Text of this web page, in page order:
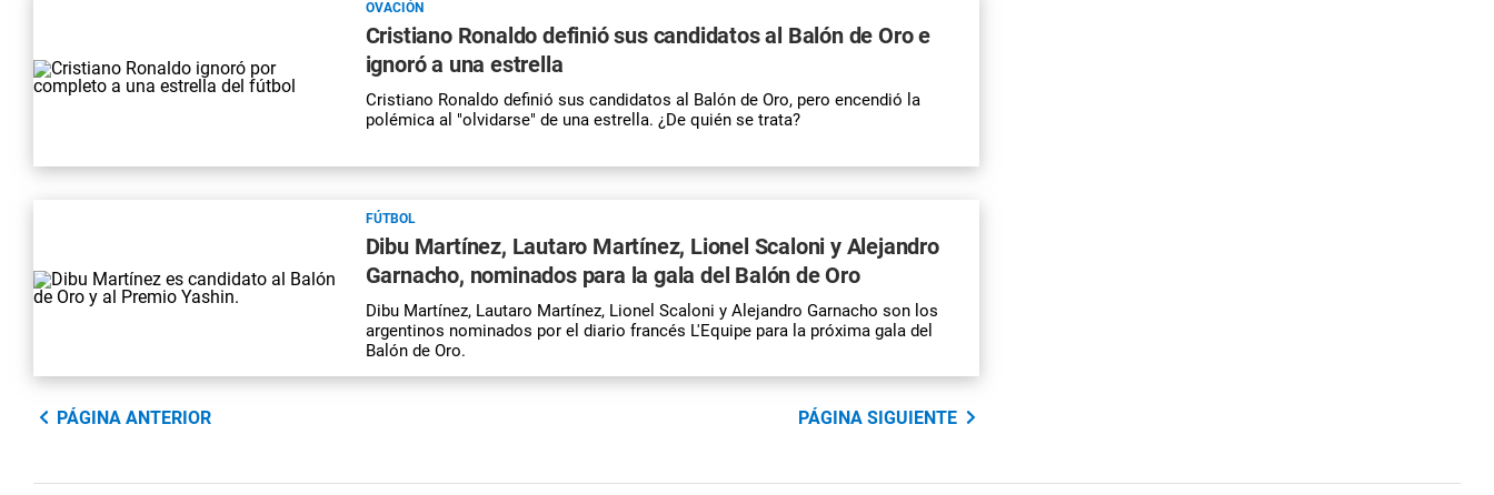
OVACIÓN
Cristiano Ronaldo definió sus candidatos al Balón de Oro e
ignoró a una estrella
Cristiano Ronaldo definió sus candidatos al Balón de Oro, pero encendió la
polémica al "olvidarse" de una estrella. ¿De quién se trata?
FÚTBOL
Dibu Martínez, Lautaro Martínez, Lionel Scaloni y Alejandro
Garnacho, nominados para la gala del Balón de Oro
Dibu Martínez, Lautaro Martínez, Lionel Scaloni y Alejandro Garnacho son los
argentinos nominados por el diario francés L'Equipe para la próxima gala del
Balón de Oro.
PÁGINA ANTERIOR PÁGINA SIGUIENTE